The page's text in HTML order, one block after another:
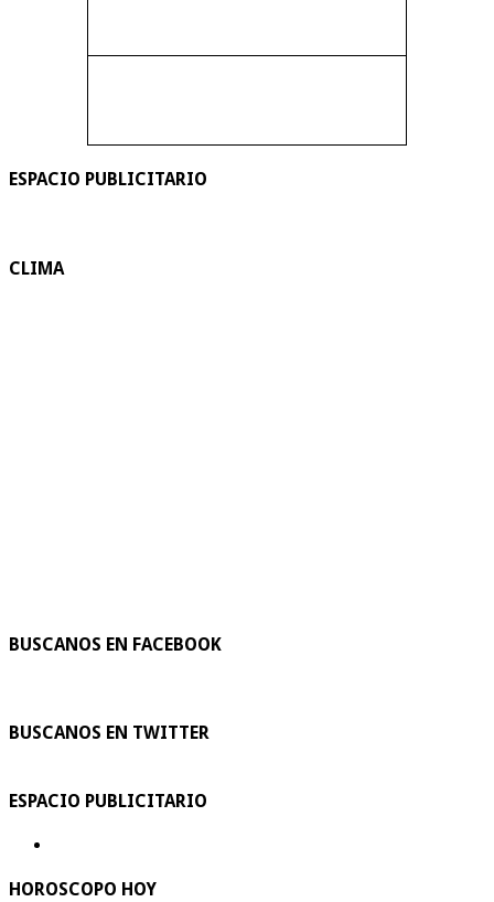
ESPACIO PUBLICITARIO
CLIMA
BUSCANOS EN FACEBOOK
BUSCANOS EN TWITTER
ESPACIO PUBLICITARIO
HOROSCOPO HOY